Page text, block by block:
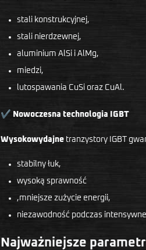
stali konstrukcyjnej,
stali nierdzewnej,
aluminium AlSi i AlMg,
miedzi,
lutospawania CuSi oraz CuAl.
✔ Nowoczesna technologia IGBT
Wysokowydajne tranzystory IGBT
stabilny łuk,
wysoką sprawność
,mniejsze zużycie energii,
niezawodność podczas
Najważniejsze